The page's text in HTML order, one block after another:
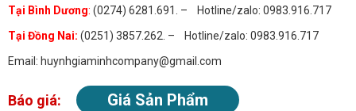
Tại Bình Dương: (0274) 6281.691. – Hotline/zalo: 0983.916.717
Tại Đồng Nai: (0251) 3857.262. – Hotline/zalo: 0983.916.717
Email: huynhgiaminhcompany@gmail.com
Báo giá: Giá Sản Phẩm